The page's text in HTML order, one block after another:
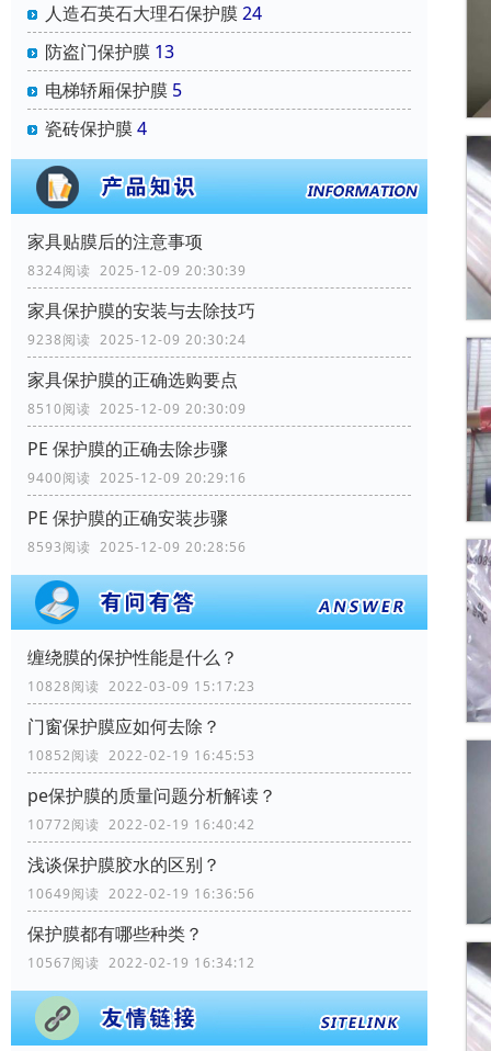
人造石英石大理石保护膜24
防盗门保护膜 13
电梯轿厢保护膜 5
瓷砖保护膜4
家具贴膜后的注意事项
8324阅读 2025-12-09 20:30:39
家具保护膜的安装与去除技巧
9238阅读 2025-12-09 20:30:24
家具保护膜的正确选购要点
8510阅读 2025-12-09 20:30:09
PE 保护膜的正确去除步骤
9400阅读 2025-12-09 20:29:16
PE 保护膜的正确安装步骤
8593阅读 2025-12-09 20:28:56
缠绕膜的保护性能是什么？
10828阅读 2022-03-09 15:17:23
门窗保护膜应如何去除？
10852阅读 2022-02-19 16:45:53
pe保护膜的质量问题分析解读？
10772阅读 2022-02-19 16:40:42
浅谈保护膜胶水的区别？
10649阅读 2022-02-19 16:36:56
保护膜都有哪些种类？
10567阅读 2022-02-19 16:34:12